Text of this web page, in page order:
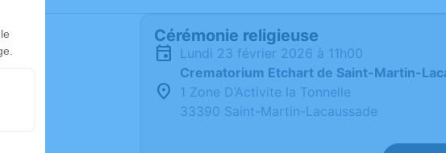
Cérémonie religieuse
lundi 23 février 2026 à 11h00
Crematorium Etchart de Saint-Martin-
1 Zone D’Activite la Tonnelle
33390 Saint-Martin-Lacaussade